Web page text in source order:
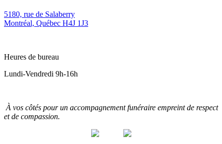
5180, rue de Salaberry
Montréal, Québec H4J 1J3
Heures de bureau
Lundi-Vendredi 9h-16h
À vos côtés pour un accompagnement funéraire empreint de respect
et de compassion.